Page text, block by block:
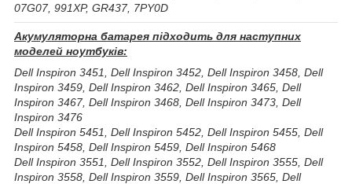
07G07, 991XP, GR437, 7PY0D
Акумуляторна батарея підходить для наступних
моделей ноутбуків:
Dell Inspiron 3451, Dell Inspiron 3452, Dell Inspiron 3458, Dell
Inspiron 3459, Dell Inspiron 3462, Dell Inspiron 3465, Dell
Inspiron 3467, Dell Inspiron 3468, Dell Inspiron 3473, Dell
Inspiron 3476
Dell Inspiron 5451, Dell Inspiron 5452, Dell Inspiron 5455, Dell
Inspiron 5458, Dell Inspiron 5459, Dell Inspiron 5468
Dell Inspiron 3551, Dell Inspiron 3552, Dell Inspiron 3555, Dell
Inspiron 3558, Dell Inspiron 3559, Dell Inspiron 3565, Dell